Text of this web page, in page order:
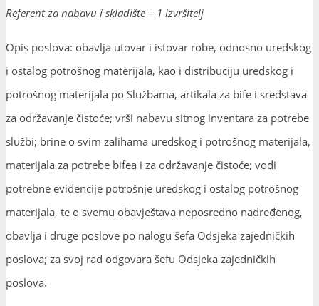
Referent za nabavu i skladište – 1 izvršitelj
Opis poslova: obavlja utovar i istovar robe, odnosno uredskog
i ostalog potrošnog materijala, kao i distribuciju uredskog i
potrošnog materijala po Službama, artikala za bife i sredstava
za održavanje čistoće; vrši nabavu sitnog inventara za potrebe
službi; brine o svim zalihama uredskog i potrošnog materijala,
materijala za potrebe bifea i za održavanje čistoće; vodi
potrebne evidencije potrošnje uredskog i ostalog potrošnog
materijala, te o svemu obavještava neposredno nadređenog,
obavlja i druge poslove po nalogu šefa Odsjeka zajedničkih
poslova; za svoj rad odgovara šefu Odsjeka zajedničkih
poslova.